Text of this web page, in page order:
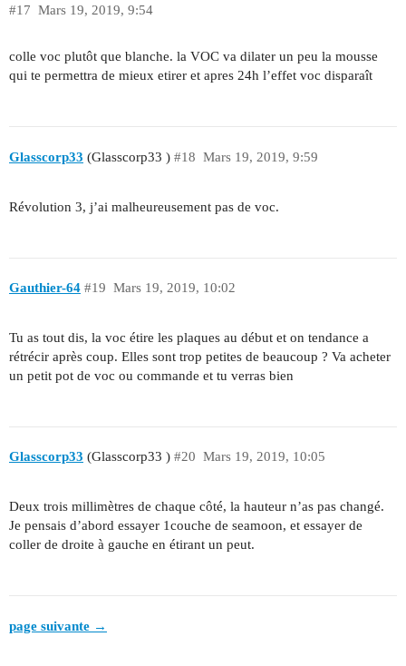
Mars 19, 2019, 9:54
#17
colle voc plutôt que blanche. la VOC va dilater un peu la mousse
qui te permettra de mieux etirer et apres 24h l’effet voc disparaît
Glasscorp33 (Glasscorp33 ) Mars 19, 2019, 9:59
#18
Révolution 3, j’ai malheureusement pas de voc.
Gauthier-64 Mars 19, 2019, 10:02
#19
Tu as tout dis, la voc étire les plaques au début et on tendance a
rétrécir après coup. Elles sont trop petites de beaucoup ? Va acheter
un petit pot de voc ou commande et tu verras bien
Glasscorp33 (Glasscorp33 ) Mars 19, 2019, 10:05
#20
Deux trois millimètres de chaque côté, la hauteur n’as pas changé.
Je pensais d’abord essayer 1couche de seamoon, et essayer de
coller de droite à gauche en étirant un peut.
page suivante →